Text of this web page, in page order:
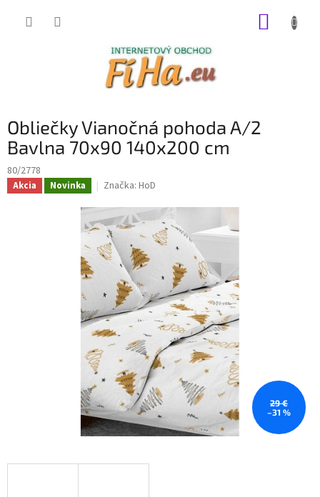
Obliečky Vianočná pohoda A/2
Bavlna 70x90 140x200 cm
80/2778
Akcia Novinka Značka: HoD
29 €
–31 %